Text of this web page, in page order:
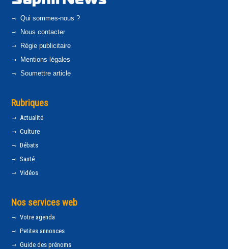
Qui sommes-nous ?
Nous contacter
Régie publicitaire
Mentions légales
Soumettre article
Rubriques
Actualité
Culture
Débats
Santé
Vidéos
Nos services web
Votre agenda
Petites annonces
Guide des prénoms